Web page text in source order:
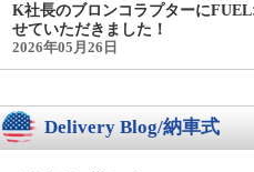
K社長のブロンコラプターに
せていただきました！
2026年05月26日
Delivery Blog/納車式